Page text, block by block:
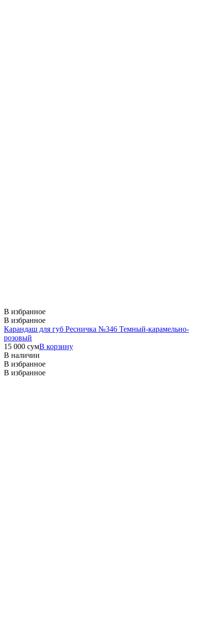
В избранное
В избранное
Карандаш для губ Ресничка №346 Темный-карамельно-
розовый
15 000 сумВ корзину
В наличии
В избранное
В избранное